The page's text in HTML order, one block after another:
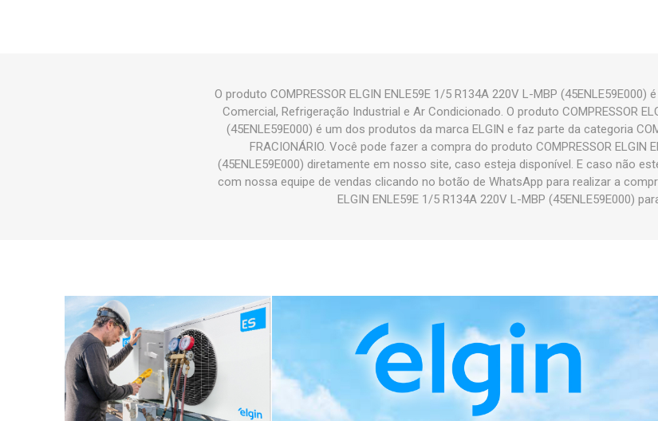
O produto COMPRESSOR ELGIN ENLE59E 1/5 R134A 220V L-MBP
Comercial, Refrigeração Industrial e Ar Condicionado. O produto COMPRESSOR
(45ENLE59E000) é um dos produtos da marca ELGIN e faz parte da categoria
FRACIONÁRIO. Você pode fazer a compra do produto COMPRESSOR ELGIN
(45ENLE59E000) diretamente em nosso site, caso esteja disponível. E caso não
com nossa equipe de vendas clicando no botão de WhatsApp para realizar a
ELGIN ENLE59E 1/5 R134A 220V L-MBP (45ENLE59E000)